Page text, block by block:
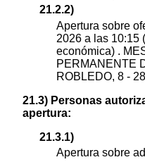
21.2.2)
Apertura sobre
2026 a las 10:15
económica) .
PERMANENTE
ROBLEDO, 8 -
21.3) Personas
apertura:
21.3.1)
Apertura sobre